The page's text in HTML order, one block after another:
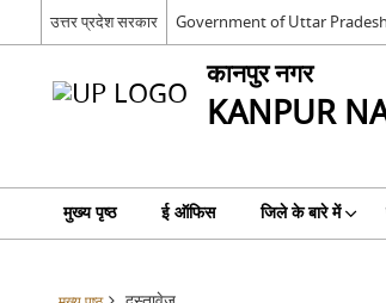
उत्तर प्रदेश सरकार Government of Uttar Pradesh
कानपुर नगर
KANPUR
मुख्य पृष्ठ ई ऑफिस जिले के बारे में